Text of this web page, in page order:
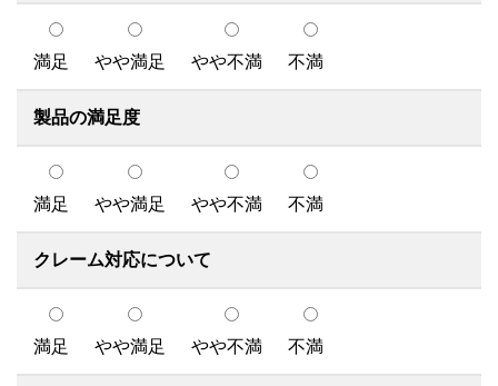
満足 やや満足 やや不満 不満
製品の満足度
満足 やや満足 やや不満 不満
クレーム対応について
満足 やや満足 やや不満 不満